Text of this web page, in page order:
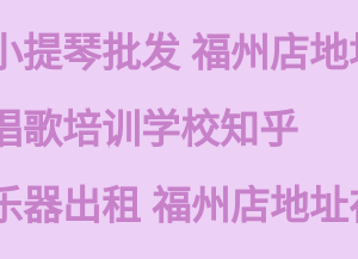
提琴批发 福州店
歌培训学校知乎
器出租 福州店地